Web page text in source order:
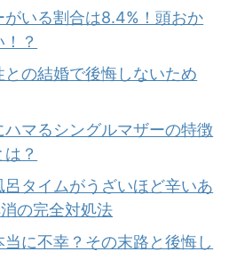
がいる割合は8.4%！頭おか
？
の結婚で後悔しないため
マるシングルマザーの特徴
？
タイムがうざいほど辛いあ
の完全対処法
に不幸？その末路と後悔し